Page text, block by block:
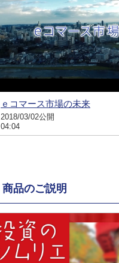
ｅコマース市場の未来
2018/03/02公開
04:04
商品のご説明